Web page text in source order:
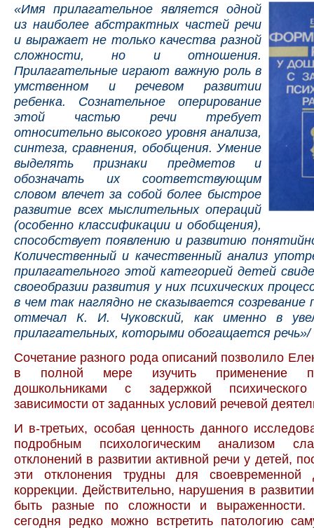
«Имя прилагательное является одной
из наиболее абстрактных частей речи
и выражает не только качества разной
сложности, но и отношения.
Прилагательные играют важную роль в
умственном и речевом развитии
ребенка. Сознательное оперирование
этой частью речи требует
относительно высокого уровня анализа,
синтеза, сравнения, обобщения. Умение
выделять признаки предметов и
обозначать их соответствующим
словом влечет за собой более быстрое
развитие всех мыслительных операций
(особенно классификации и обобщения),
способствует появлению и развитию
Количественный и качественный анализ
прилагательного этой категорией детей
своеобразии развития у них психических
в чем так наглядно не сказывается созревание
отмечал К. И. Чуковский, как именно в
прилагательных, которыми обогащается речь»/
Сочетание разного рода описаний позволило
в полной мере изучить применение
дошкольниками с задержкой
зависимости от заданных условий речевой
И в-третьих, особая ценность данного
подробным психологическим анализом
отклонений в развитии активной речи у детей,
эти отклонения трудны для своевременной
коррекции. Действительно, нарушения в
быть разные по сложности и
сегодня редко можно встретить патологию